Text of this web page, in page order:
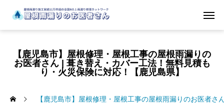
【鹿児島市】屋根修理・屋根工事の屋根雨漏りの
お医者さん | 葺き替え・カバー工法！無料見積も
り・火災保険に対応！【鹿児島県】
【鹿児島市】屋根修理・屋根工事の屋根雨漏りのお医者